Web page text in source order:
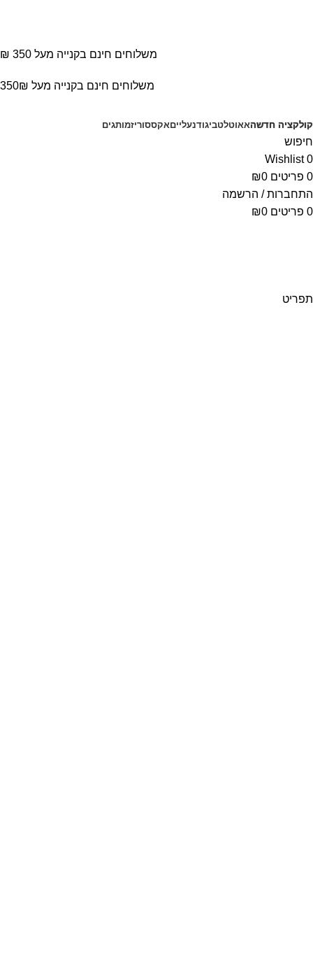
קולקציה חדשהאאוטלטביגודנעלייםאקססוריזמותגים
חיפוש
0
Wishlist
0 פריטים ₪0
התחברות / הרשמה
0 פריטים ₪0
תפריט
משלוחים חינם בקנייה מעל 350 ₪
משלוחים חינם בקנייה מעל 350₪